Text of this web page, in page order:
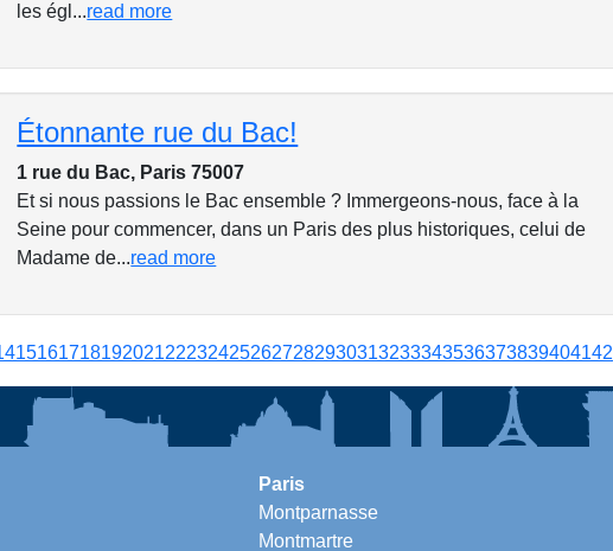
les égl...read more
Étonnante rue du Bac!
1 rue du Bac, Paris 75007
Et si nous passions le Bac ensemble ? Immergeons-nous, face à la
Seine pour commencer, dans un Paris des plus historiques, celui de
Madame de...read more
15161718192021222324252627282930313233343536373839404142
Paris
Montparnasse
Montmartre